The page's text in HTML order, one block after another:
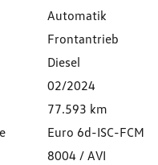
Automatik
Frontantrieb
Diesel
02/2024
77.593 km
Euro 6d-ISC-FCM
8004 / AVI